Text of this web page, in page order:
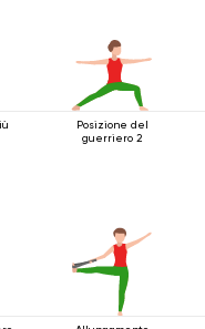
Posizione del
guerriero 2